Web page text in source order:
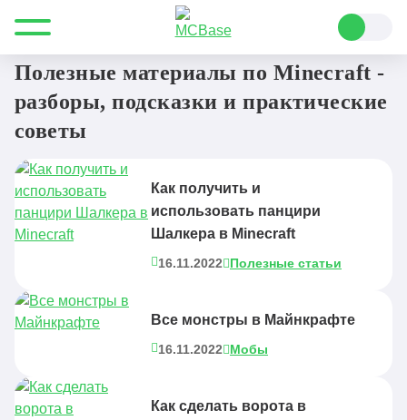
Все для Minecraft Полезные статьи
Полезные материалы по Minecraft -
разборы, подсказки и практические
советы
Как получить и
использовать панцири
Шалкера в Minecraft
16.11.2022 Полезные статьи
Все монстры в Майнкрафте
16.11.2022 Мобы
Как сделать ворота в